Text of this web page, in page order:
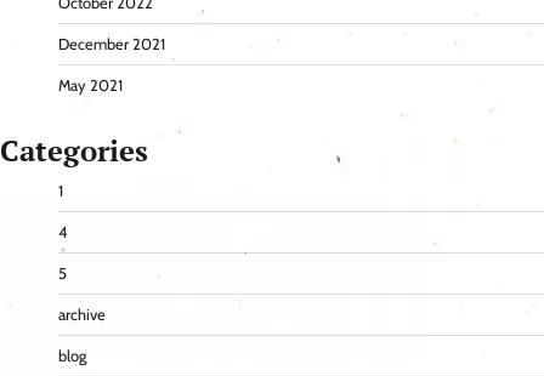
December 2021
May 2021
Categories
1
4
5
archive
blog